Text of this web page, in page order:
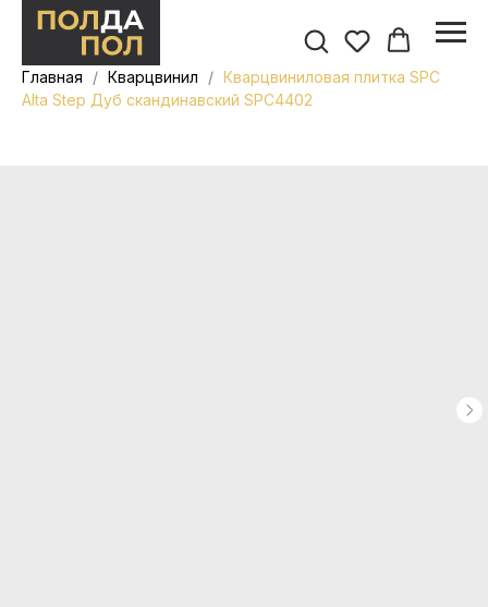
Главная Кварцвинил
Кварцвиниловая плитка SPC
Alta Step Дуб скандинавский SPC4402